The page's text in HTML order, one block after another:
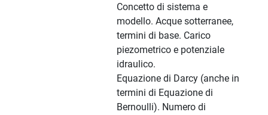
Concetto di sistema e
modello. Acque sotterranee,
termini di base. Carico
piezometrico e potenziale
idraulico.
Equazione di Darcy (anche in
termini di Equazione di
Bernoulli). Numero di